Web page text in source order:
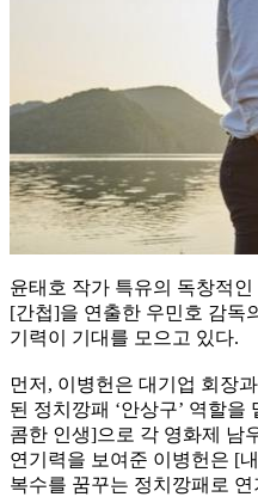
윤태호 작가 특유의 독창적
[간첩]을 연출한 우민호 감독
기력이 기대를 모으고 있다.
먼저, 이병헌은 대기업 회장
된 정치깡패 ‘안상구’ 역할
콤한 인생]으로 각 영화제 남
연기력을 보여준 이병헌은 [
복수를 꿈꾸는 정치깡패로